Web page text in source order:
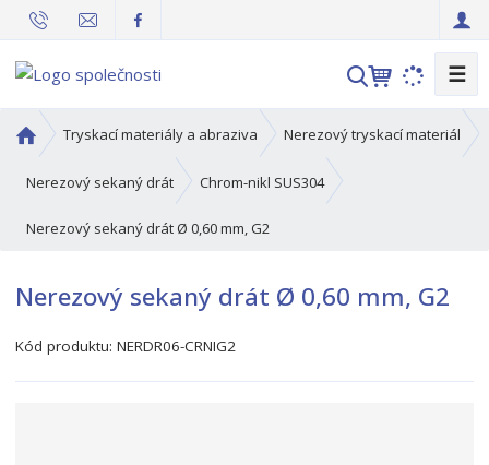
V
h
☰
v
o
n
t
a
Tryskací materiály a abraziva Nerezový tryskací materiál
Nerezový sekaný drát Chrom-nikl SUS304
Nerezový sekaný drát Ø 0,60 mm, G2
Nerezový sekaný drát Ø 0,60 mm, G2
Kód produktu:NERDR06-CRNIG2